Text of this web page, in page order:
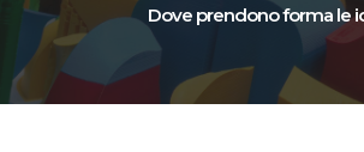
Dove prendono forma le